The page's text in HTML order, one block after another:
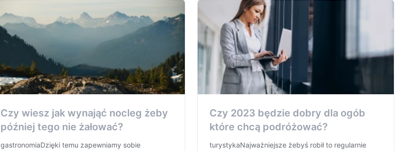
Czy wiesz jak wynająć nocleg żeby
później tego nie żałować?
gastronomiaDzięki temu zapewniamy sobie
Czy 2023 będzie dobry dla ogób
które chcą podróżować?
turystykaNajważniejsze żebyś robił to regularnie